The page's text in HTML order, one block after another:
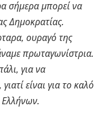
σήμερα μπορεί να
Δημοκρατίας.
ουραγό της
πρωταγωνίστρια.
για να
είναι για το καλό